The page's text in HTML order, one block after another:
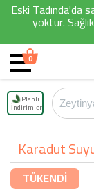
Eski Tadında'da
yoktur.
0
Planlı
İndirimler
Karadut
TÜKENDİ